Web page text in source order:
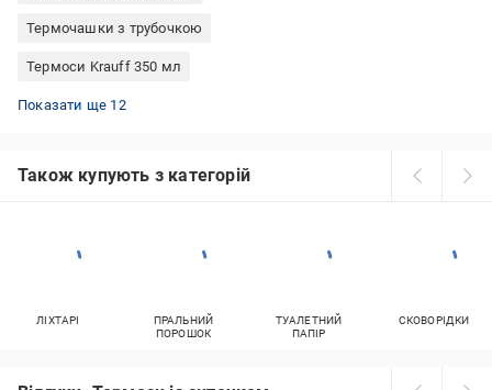
Термочашки з трубочкою
Термоси Krauff 350 мл
Термочашки 500 мл
Термочашки 450 мл
Термоси для їжі Tramp
Термокружки Flamberg
Термочашка Berlinger
Термочашки 480 мл
Термочашка Kambukka
Термоси для їжі Maestro
Китайські термоси зі скляною колбою
Термоси Maestro 500 мл
Термочашки з кнопкою
Термочашки 600 мл
Показати ще 12
Також купують з категорій
ЛІХТАРІ
ПРАЛЬНИЙ
ПОРОШОК
ТУАЛЕТНИЙ
ПАПІР
СКОВОРІДКИ